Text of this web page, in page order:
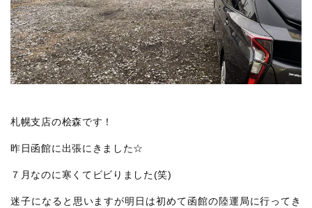
札幌支店の桧森です！
昨日函館に出張にきました☆
７月なのに寒くてビビりました(笑)
迷子になると思いますが明日は初めて函館の陸運局に行ってき